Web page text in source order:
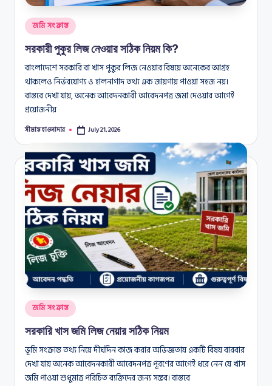
Posted
in
জমি সংক্রান্ত
সরকারী পুকুর লিজ নেওয়ার সঠিক নিয়ম কি?
বাংলাদেশে সরকারি বা খাস পুকুর লিজ নেওয়ার বিষয়ে অনেকের আগ্রহ
থাকলেও নির্ভরযোগ্য ও হালনাগাদ তথ্য এক জায়গায় পাওয়া সহজ নয়।
বাস্তবে দেখা যায়, অনেক আবেদনকারী আবেদনপত্র জমা দেওয়ার আগেই
প্রয়োজনীয়
Posted
সীমান্ত হাওলাদার July 21, 2026
Posted
in
জমি সংক্রান্ত
সরকারি খাস জমি লিজ নেয়ার সঠিক নিয়ম
ভূমি সংক্রান্ত তথ্য নিয়ে দীর্ঘদিন কাজ করার অভিজ্ঞতায় একটি বিষয় বারবার
দেখা যায় অনেক আবেদনকারী আবেদনপত্র পূরণের আগেই ধরে নেন যে খাস
জমি পাওয়া শুধুমাত্র পরিচিত ব্যক্তিদের জন্য সম্ভব। বাস্তবে